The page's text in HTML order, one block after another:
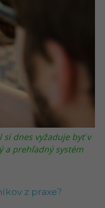
dnes vyžaduje byť v
a prehľadný systém
z praxe?